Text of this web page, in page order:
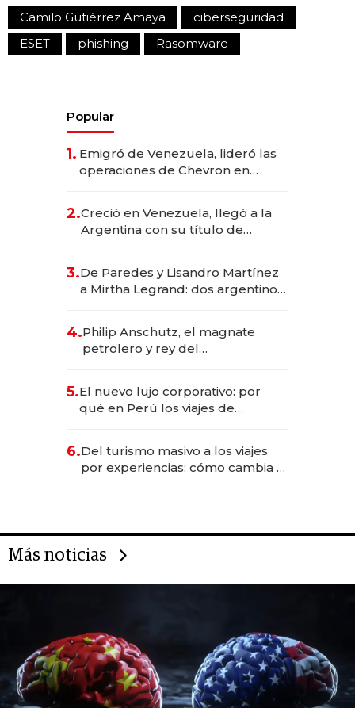
Camilo Gutiérrez Amaya
ciberseguridad
ESET
phishing Rasomware
Popular
1. Emigró de Venezuela, lideró las
operaciones de Chevron en
2.Creció en Venezuela, llegó a la
Argentina con su título de
las marcas "fast premium"
3.De Paredes y Lisandro Martínez
a Mirtha Legrand: dos argentinos
4.Philip Anschutz, el magnate
petrolero y rey del
Fénix
5.El nuevo lujo corporativo: por
qué en Perú los viajes de
transformadoras
6.Del turismo masivo a los viajes
por experiencias: cómo cambia el
Más noticias